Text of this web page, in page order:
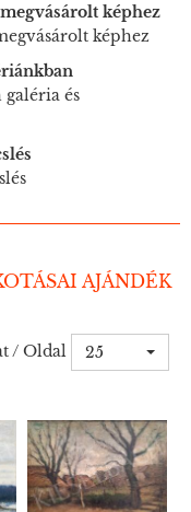
képhez
képhez
galéria és
AJÁNDÉK
/ Oldal 25